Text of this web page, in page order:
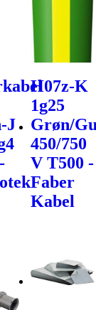
J
H07z-K
1g25
Grøn/
450/750
V T500 -
Faber
Kabel